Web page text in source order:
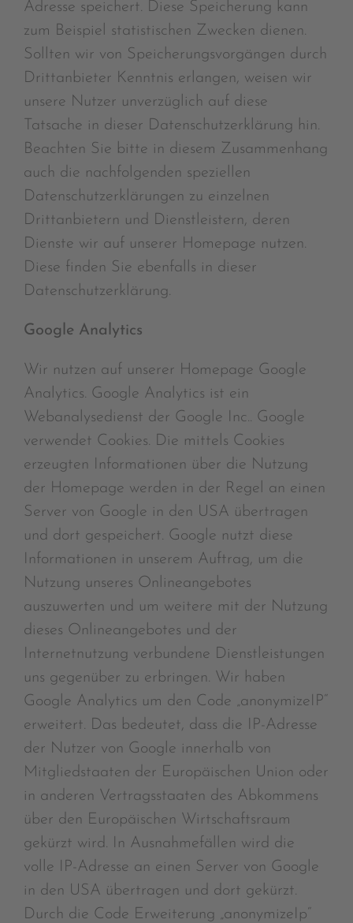
Adresse speichert. Diese Speicherung kann
zum Beispiel statistischen Zwecken dienen.
Sollten wir von Speicherungsvorgängen durch
Drittanbieter Kenntnis erlangen, weisen wir
unsere Nutzer unverzüglich auf diese
Tatsache in dieser Datenschutzerklärung hin.
Beachten Sie bitte in diesem Zusammenhang
auch die nachfolgenden speziellen
Datenschutzerklärungen zu einzelnen
Drittanbietern und Dienstleistern, deren
Dienste wir auf unserer Homepage nutzen.
Diese finden Sie ebenfalls in dieser
Datenschutzerklärung.
Google Analytics
Wir nutzen auf unserer Homepage Google
Analytics. Google Analytics ist ein
Webanalysedienst der Google Inc.. Google
verwendet Cookies. Die mittels Cookies
erzeugten Informationen über die Nutzung
der Homepage werden in der Regel an einen
Server von Google in den USA übertragen
und dort gespeichert. Google nutzt diese
Informationen in unserem Auftrag, um die
Nutzung unseres Onlineangebotes
auszuwerten und um weitere mit der Nutzung
dieses Onlineangebotes und der
Internetnutzung verbundene Dienstleistungen
uns gegenüber zu erbringen. Wir haben
Google Analytics um den Code „anonymizeIP“
erweitert. Das bedeutet, dass die IP-Adresse
der Nutzer von Google innerhalb von
Mitgliedstaaten der Europäischen Union oder
in anderen Vertragsstaaten des Abkommens
über den Europäischen Wirtschaftsraum
gekürzt wird. In Ausnahmefällen wird die
volle IP-Adresse an einen Server von Google
in den USA übertragen und dort gekürzt.
Durch die Code Erweiterung „anonymizeIp“